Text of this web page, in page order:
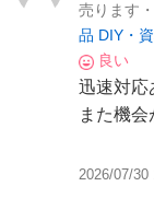
売ります
品 DIY・
良い
迅速対応
また機
2026/07/30